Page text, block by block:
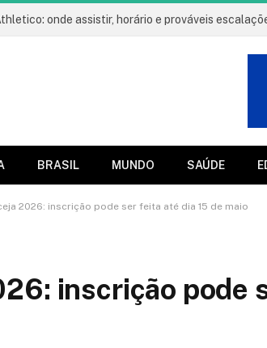
BRASIL MUNDO SAÚDE
2026: inscrição pode ser feita até dia 15 de maio
inscrição pode